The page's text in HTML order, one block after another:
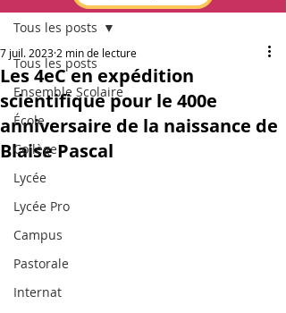
Tous les posts
Ensemble Scolaire
École
Collège
Lycée
Lycée Pro
Campus
Pastorale
Internat
Tous les posts
Les 4eC en expédition
scientifique pour le 400e
anniversaire de la naissance de
Blaise Pascal
7 juil. 2023 2 min de lecture